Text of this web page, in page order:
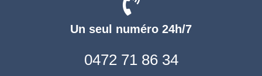
Un seul numéro 24h/7
0472 71 86 34